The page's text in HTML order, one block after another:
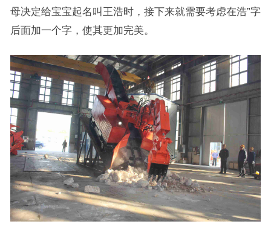
母决定给宝宝起名叫王浩时，接下来就需要考虑在浩”字
后面加一个字，使其更加完美。